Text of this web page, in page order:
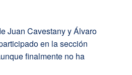
Juan Cavestany y Álvaro
en la sección
finalmente no ha